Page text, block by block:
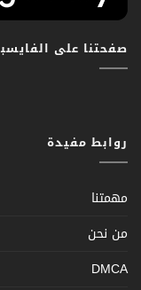
صفحتنا على
روابط مفيدة
مهمتنا
من نحن
DMCA